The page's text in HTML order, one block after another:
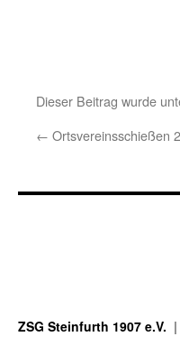
Dieser Beitrag wurde
← Ortsvereinsschießen
ZSG Steinfurth 1907 e.V.